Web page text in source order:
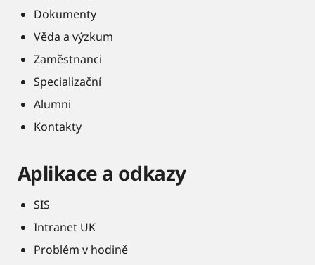
Dokumenty
Věda a výzkum
Zaměstnanci
Specializační
Alumni
Kontakty
Aplikace a odkazy
SIS
Intranet UK
Problém v hodině